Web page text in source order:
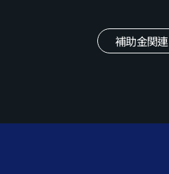
補助金関連